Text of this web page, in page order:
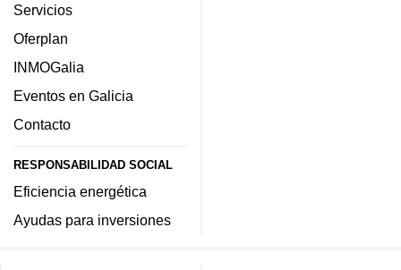
Servicios
Oferplan
INMOGalia
Eventos en Galicia
Contacto
RESPONSABILIDAD SOCIAL
Eficiencia energética
Ayudas para inversiones